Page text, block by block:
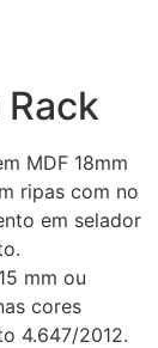
MDF 18mm
ripas com no
em selador
mm ou
cores
4.647/2012.